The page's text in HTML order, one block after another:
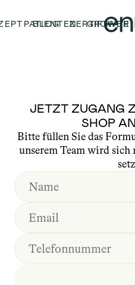
PATIENTEN GROWER
BLOG ZERTIFIKATE
JETZT ZUGANG
SHOP
Bitte füllen Sie das
unserem Team wird